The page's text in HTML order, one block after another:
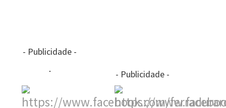
- Publicidade -
- Publicidade -